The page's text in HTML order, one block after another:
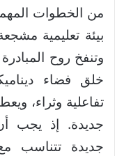
من الخطوات
بيئة تعليمية
وتنفخ روح
خلق فضاء
تفاعلية وثراء،
جديدة. إذ يجب
جديدة تتناسب